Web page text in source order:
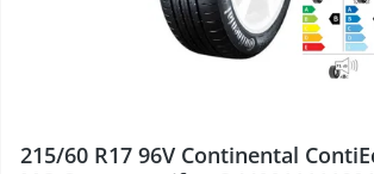
215/60 R17 96V Continental